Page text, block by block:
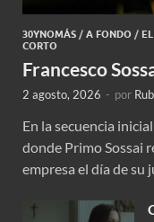
30YNOMÁS / A FONDO /
CORTO
Francesco
2 agosto, 2026 - por
En la secuencia
donde Primo Sossai
empresa el día de su